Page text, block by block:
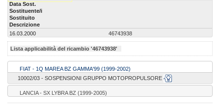
Data Sost.
Sostituente/i
Sostituito
Descrizione
16.03.2000
46743938
Lista applicabilità del ricambio '46743938'
FIAT - 1Q MAREA BZ GAMMA'99 (1999-2002)
10002/03 - SOSPENSIONI GRUPPO MOTOPROPULSORE
LANCIA - SX LYBRA BZ (1999-2005)